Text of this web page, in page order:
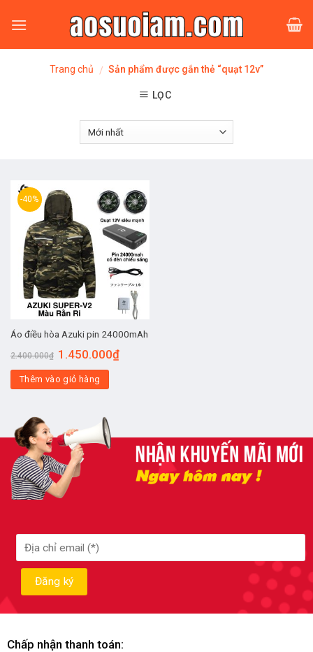
Trang chủ / Sản phẩm được gắn thẻ “quạt 12v”
LỌC
-40%
Áo điều hòa Azuki pin 24000mAh
2.400.000₫ 1.450.000₫
Thêm vào giỏ hàng
Chấp nhận thanh toán: